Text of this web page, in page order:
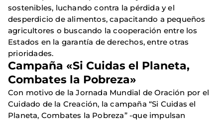
sostenibles, luchando contra la pérdida y el
desperdicio de alimentos, capacitando a pequeños
agricultores o buscando la cooperación entre los
Estados en la garantía de derechos, entre otras
prioridades.
Campaña «Si Cuidas el Planeta,
Combates la Pobreza»
Con motivo de la Jornada Mundial de Oración por el
Cuidado de la Creación, la campaña “Si Cuidas el
Planeta, Combates la Pobreza” -que impulsan